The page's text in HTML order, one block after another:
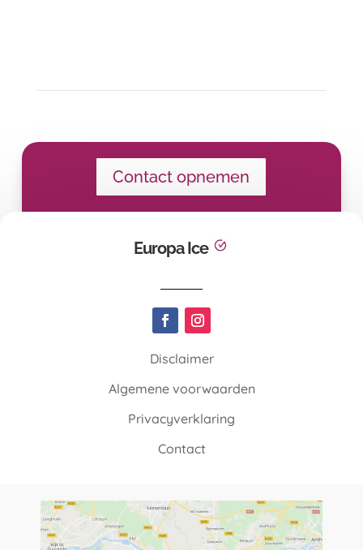
Contact opnemen
Europa Ice
Disclaimer
Algemene voorwaarden
Privacyverklaring
Contact